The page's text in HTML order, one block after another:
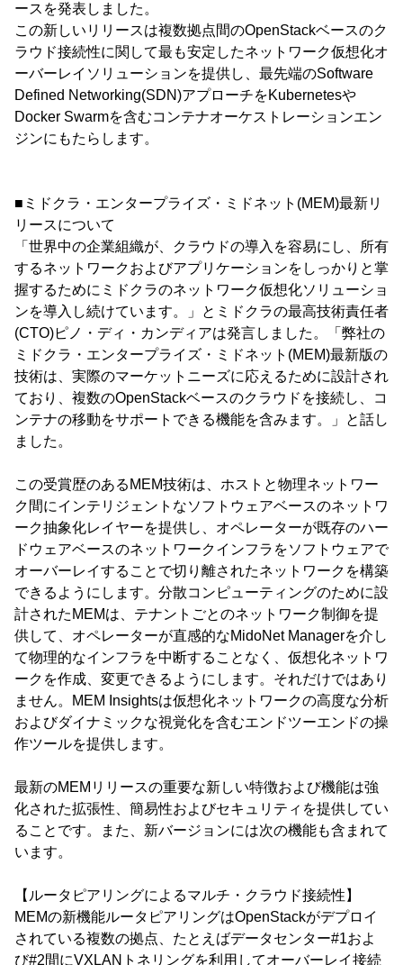
ースを発表しました。
この新しいリリースは複数拠点間のOpenStackベースのク
ラウド接続性に関して最も安定したネットワーク仮想化オ
ーバーレイソリューションを提供し、最先端のSoftware
Defined Networking(SDN)アプローチをKubernetesや
Docker Swarmを含むコンテナオーケストレーションエン
ジンにもたらします。
■ミドクラ・エンタープライズ・ミドネット(MEM)最新リ
リースについて
「世界中の企業組織が、クラウドの導入を容易にし、所有
するネットワークおよびアプリケーションをしっかりと掌
握するためにミドクラのネットワーク仮想化ソリューショ
ンを導入し続けています。」とミドクラの最高技術責任者
(CTO)ピノ・ディ・カンディアは発言しました。「弊社の
ミドクラ・エンタープライズ・ミドネット(MEM)最新版の
技術は、実際のマーケットニーズに応えるために設計され
ており、複数のOpenStackベースのクラウドを接続し、コ
ンテナの移動をサポートできる機能を含みます。」と話し
ました。
この受賞歴のあるMEM技術は、ホストと物理ネットワー
ク間にインテリジェントなソフトウェアベースのネットワ
ーク抽象化レイヤーを提供し、オペレーターが既存のハー
ドウェアベースのネットワークインフラをソフトウェアで
オーバーレイすることで切り離されたネットワークを構築
できるようにします。分散コンピューティングのために設
計されたMEMは、テナントごとのネットワーク制御を提
供して、オペレーターが直感的なMidoNet Managerを介し
て物理的なインフラを中断することなく、仮想化ネットワ
ークを作成、変更できるようにします。それだけではあり
ません。MEM Insightsは仮想化ネットワークの高度な分析
およびダイナミックな視覚化を含むエンドツーエンドの操
作ツールを提供します。
最新のMEMリリースの重要な新しい特徴および機能は強
化された拡張性、簡易性およびセキュリティを提供してい
ることです。また、新バージョンには次の機能も含まれて
います。
【ルータピアリングによるマルチ・クラウド接続性】
MEMの新機能ルータピアリングはOpenStackがデプロイ
されている複数の拠点、たとえばデータセンター#1およ
び#2間にVXLANトネリングを利用してオーバーレイ接続